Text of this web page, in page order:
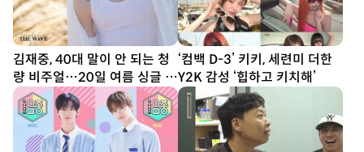
김재중, 40대 말이 안 되는 청
량 비주얼…20일 여름 싱글 발
매
‘컴백 D-3’ 키키, 세련미 더한
Y2K 감성 ‘힙하고 키치해’